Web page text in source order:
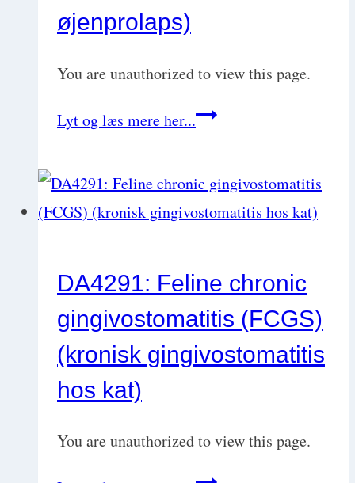
øjenprolaps)
You are unauthorized to view this page.
Lyt og læs mere her...ØA71:
(akut
øjenprolaps)
DA4291: Feline chronic
gingivostomatitis (FCGS)
(kronisk gingivostomatitis
hos kat)
You are unauthorized to view this page.